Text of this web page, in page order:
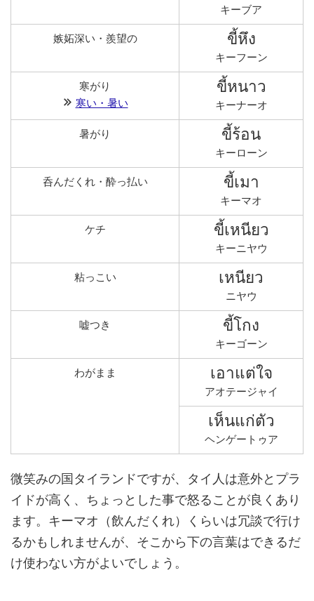
キーブア
嫉妬深い・羨望の ขี้หึง
キーフーン
寒がり
寒い・暑い
ขี้หนาว
キーナーオ
暑がり ขี้ร้อน
キーローン
呑んだくれ・酔っ払い ขี้เมา
キーマオ
ケチ ขี้เหนียว
キーニヤウ
粘っこい เหนียว
ニヤウ
嘘つき ขี้โกง
キーゴーン
わがまま เอาแต่ใจ
アオテージャイ
เห็นแก่ตัว
ヘンゲートゥア
微笑みの国タイランドですが、タイ人は意外とプラ
イドが高く、ちょっとした事で怒ることが良くあり
ます。キーマオ（飲んだくれ）くらいは冗談で行け
るかもしれませんが、そこから下の言葉はできるだ
け使わない方がよいでしょう。